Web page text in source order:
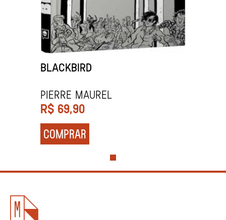
BLACKBIRD
Pierre Maurel
R$ 69,90
COMPRAR